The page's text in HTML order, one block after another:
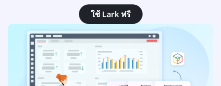
ใช้ Lark ฟรี